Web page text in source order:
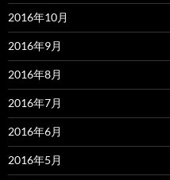
2016年10月
2016年9月
2016年8月
2016年7月
2016年6月
2016年5月